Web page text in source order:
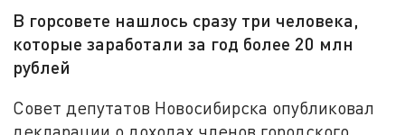
В горсовете нашлось сразу три человека,
которые заработали за год более 20 млн
рублей
Совет депутатов Новосибирска опубликовал
декларации о доходах членов городского